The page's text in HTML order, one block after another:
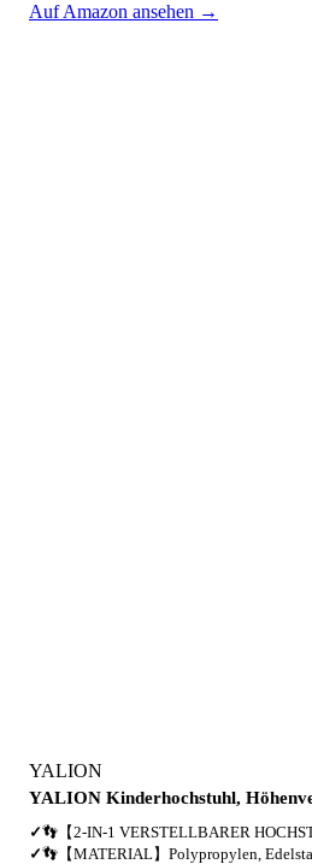
Auf Amazon ansehen →
YALION
YALION Kinderhochstuhl,
✓👣【2-IN-1 VERSTELLBARER
✓👣【MATERIAL】Polypropylen,